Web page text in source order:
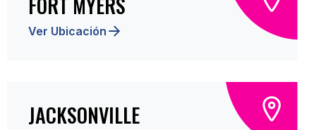
Ver Ubicación
JACKSONVILLE